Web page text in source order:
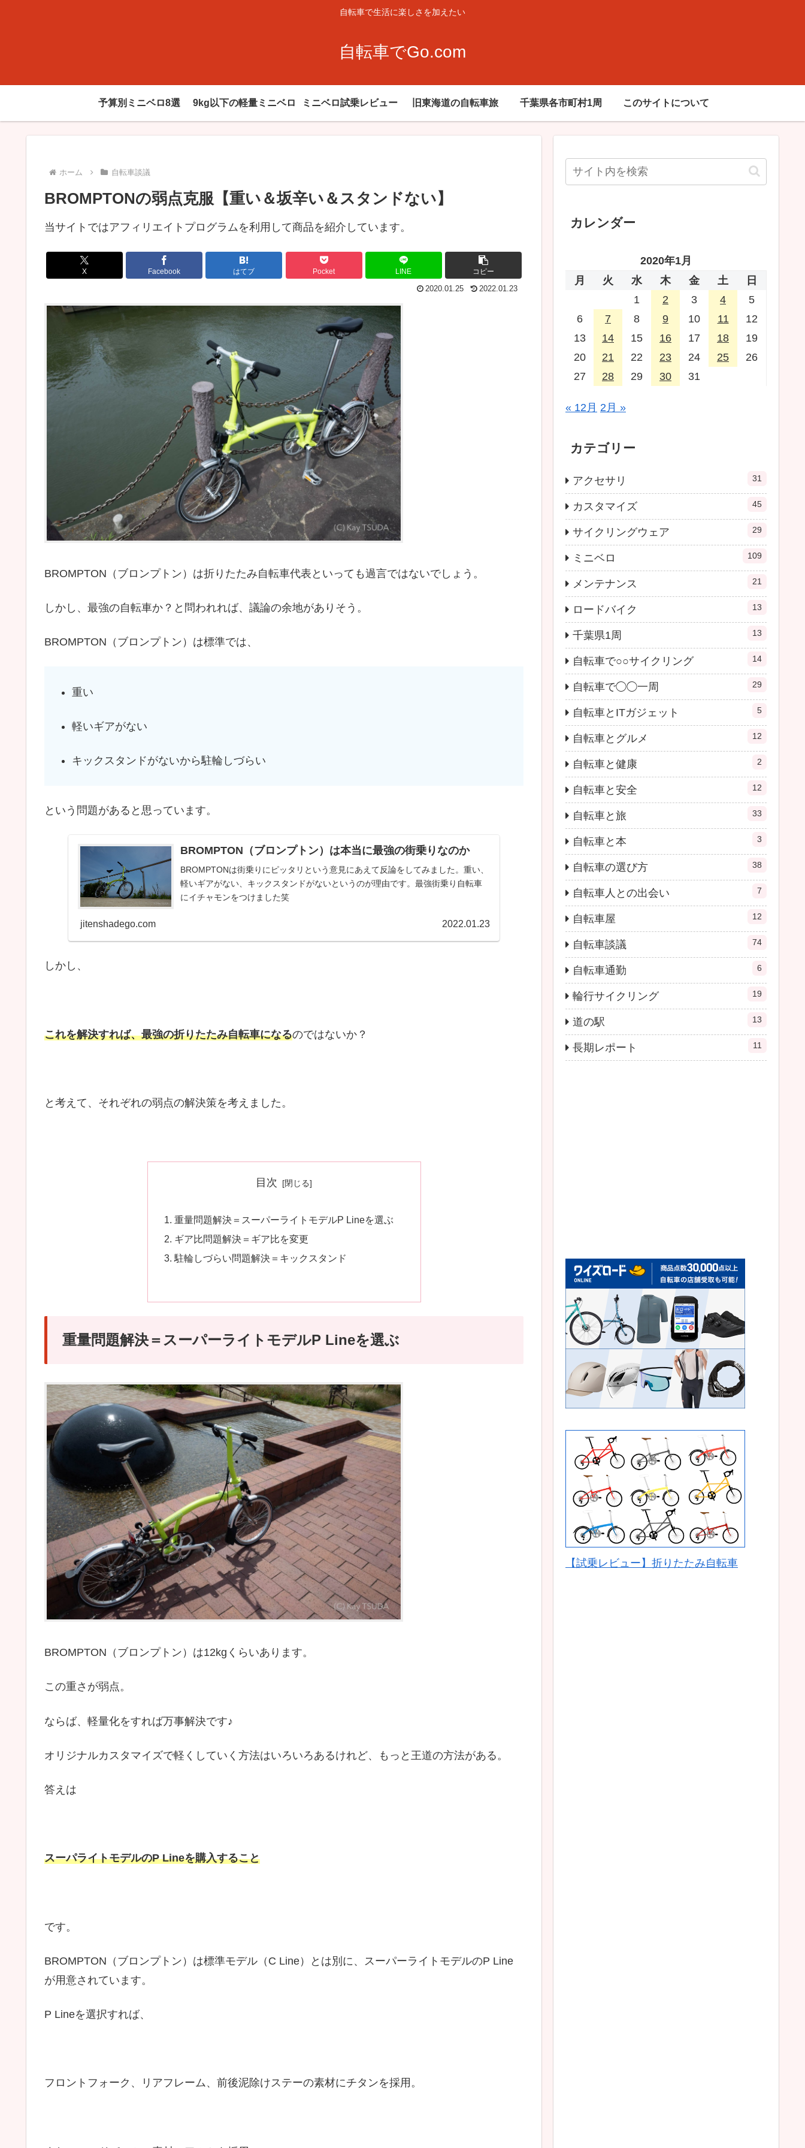
自転車で生活に楽しさを加えたい
自転車でGo.com
予算別ミニベロ8選 9kg以下の軽量ミニベロ ミニベロ試乗レビュー 旧東海道の自転車旅 千葉県各市町村1周 このサイトについて
ホーム 自転車談議
BROMPTONの弱点克服【重い＆坂辛い＆スタンドない】
当サイトではアフィリエイトプログラムを利用して商品を紹介しています。
X Facebook はてブ Pocket LINE コピー
2020.01.25 2022.01.23
BROMPTON（ブロンプトン）は折りたたみ自転車代表といっても過言ではないでしょう。
しかし、最強の自転車か？と問われれば、議論の余地がありそう。
BROMPTON（ブロンプトン）は標準では、
重い
軽いギアがない
キックスタンドがないから駐輪しづらい
という問題があると思っています。
BROMPTON（ブロンプトン）は本当に最強の街乗りなのか
BROMPTONは街乗りにピッタリという意見にあえて反論をしてみました。重い、
軽いギアがない、キックスタンドがないというのが理由です。最強街乗り自転車
にイチャモンをつけました笑
jitenshadego.com 2022.01.23
しかし、
これを解決すれば、最強の折りたたみ自転車になるのではないか？
と考えて、それぞれの弱点の解決策を考えました。
目次
重量問題解決＝スーパーライトモデルP Lineを選ぶ
ギア比問題解決＝ギア比を変更
駐輪しづらい問題解決＝キックスタンド
重量問題解決＝スーパーライトモデルP Lineを選ぶ
BROMPTON（ブロンプトン）は12kgくらいあります。
この重さが弱点。
ならば、軽量化をすれば万事解決です♪
オリジナルカスタマイズで軽くしていく方法はいろいろあるけれど、もっと王道の方法がある。
答えは
スーパライトモデルのP Lineを購入すること
です。
BROMPTON（ブロンプトン）は標準モデル（C Line）とは別に、スーパーライトモデルのP Line
が用意されています。
P Lineを選択すれば、
フロントフォーク、リアフレーム、前後泥除けステーの素材にチタンを採用。
カレンダー
2020年1月
月
火 水 木 金 土
日
1
2 3 4
5
6
7 8 9 10 11
12
13
14 15 16 17 18
19
20
21 22 23 24 25
26
27
28 29 30 31
« 12月 2月 »
カテゴリー
アクセサリ 31
カスタマイズ 45
サイクリングウェア 29
ミニベロ 109
メンテナンス 21
ロードバイク 13
千葉県1周 13
自転車で○○サイクリング 14
自転車で◯◯一周 29
自転車とITガジェット 5
自転車とグルメ 12
自転車と健康 2
自転車と安全 12
自転車と旅 33
自転車と本 3
自転車の選び方 38
自転車人との出会い 7
自転車屋 12
自転車談議 74
自転車通勤 6
輪行サイクリング 19
道の駅 13
長期レポート 11
【試乗レビュー】折りたたみ自転車